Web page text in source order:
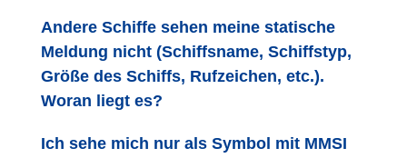
Andere Schiffe sehen meine statische
Meldung nicht (Schiffsname, Schiffstyp,
Größe des Schiffs, Rufzeichen, etc.).
Woran liegt es?
Ich sehe mich nur als Symbol mit MMSI